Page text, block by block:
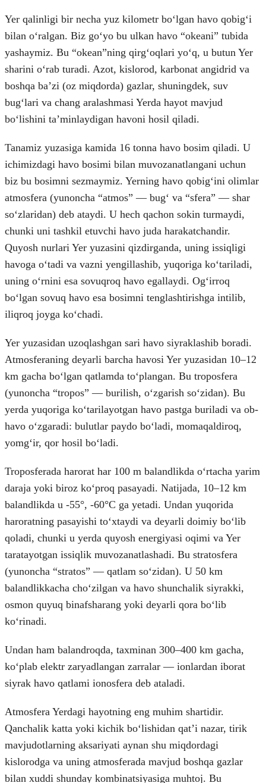
Yer qalinligi bir necha yuz kilometr boʻlgan havo qobigʻi
bilan oʻralgan. Biz goʻyo bu ulkan havo “okeani” tubida
yashaymiz. Bu “okean”ning qirgʻoqlari yoʻq, u butun Yer
sharini oʻrab turadi. Azot, kislorod, karbonat angidrid va
boshqa baʼzi (oz miqdorda) gazlar, shuningdek, suv
bugʻlari va chang aralashmasi Yerda hayot mavjud
boʻlishini taʼminlaydigan havoni hosil qiladi.
Tanamiz yuzasiga kamida 16 tonna havo bosim qiladi. U
ichimizdagi havo bosimi bilan muvozanatlangani uchun
biz bu bosimni sezmaymiz. Yerning havo qobigʻini olimlar
atmosfera (yunoncha “atmos” — bugʻ va “sfera” — shar
soʻzlaridan) deb ataydi. U hech qachon sokin turmaydi,
chunki uni tashkil etuvchi havo juda harakatchandir.
Quyosh nurlari Yer yuzasini qizdirganda, uning issiqligi
havoga oʻtadi va vazni yengillashib, yuqoriga koʻtariladi,
uning oʻrnini esa sovuqroq havo egallaydi. Ogʻirroq
boʻlgan sovuq havo esa bosimni tenglashtirishga intilib,
iliqroq joyga koʻchadi.
Yer yuzasidan uzoqlashgan sari havo siyraklashib boradi.
Atmosferaning deyarli barcha havosi Yer yuzasidan 10–12
km gacha boʻlgan qatlamda toʻplangan. Bu troposfera
(yunoncha “tropos” — burilish, oʻzgarish soʻzidan). Bu
yerda yuqoriga koʻtarilayotgan havo pastga buriladi va ob-
havo oʻzgaradi: bulutlar paydo boʻladi, momaqaldiroq,
yomgʻir, qor hosil boʻladi.
Troposferada harorat har 100 m balandlikda oʻrtacha yarim
daraja yoki biroz koʻproq pasayadi. Natijada, 10–12 km
balandlikda u -55°, -60°C ga yetadi. Undan yuqorida
haroratning pasayishi toʻxtaydi va deyarli doimiy boʻlib
qoladi, chunki u yerda quyosh energiyasi oqimi va Yer
taratayotgan issiqlik muvozanatlashadi. Bu stratosfera
(yunoncha “stratos” — qatlam soʻzidan). U 50 km
balandlikkacha choʻzilgan va havo shunchalik siyrakki,
osmon quyuq binafsharang yoki deyarli qora boʻlib
koʻrinadi.
Undan ham balandroqda, taxminan 300–400 km gacha,
koʻplab elektr zaryadlangan zarralar — ionlardan iborat
siyrak havo qatlami ionosfera deb ataladi.
Atmosfera Yerdagi hayotning eng muhim shartidir.
Qanchalik katta yoki kichik boʻlishidan qat’i nazar, tirik
mavjudotlarning aksariyati aynan shu miqdordagi
kislorodga va uning atmosferada mavjud boshqa gazlar
bilan xuddi shunday kombinatsiyasiga muhtoj. Bu